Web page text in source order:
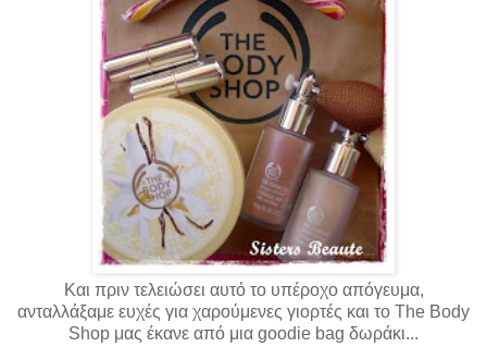
Και πριν τελειώσει αυτό το υπέροχο απόγευμα,
ανταλλάξαμε ευχές για χαρούμενες γιορτές και το The Body
Shop μας έκανε από μια goodie bag δωράκι...